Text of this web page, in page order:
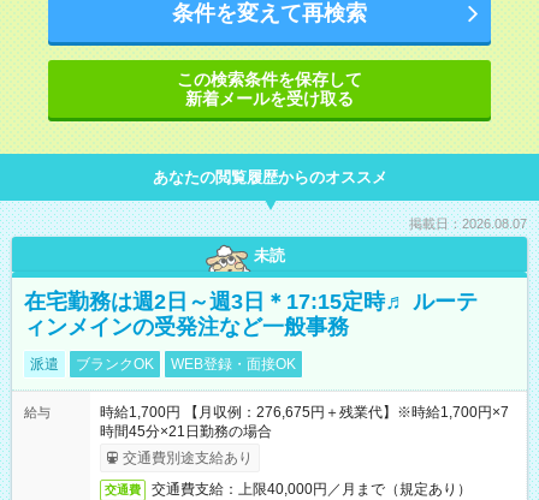
条件を変えて再検索
この検索条件を保存して
新着メールを受け取る
あなたの閲覧履歴からのオススメ
掲載日：2026.08.07
未読
在宅勤務は週2日～週3日＊17:15定時♬ ルーテ
ィンメインの受発注など一般事務
派遣 ブランクOK WEB登録・面接OK
給与
時給1,700円 【月収例：276,675円＋残業代】※時給1,700円×7
時間45分×21日勤務の場合
交通費別途支給あり
交通費 交通費支給：上限40,000円／月まで（規定あり）